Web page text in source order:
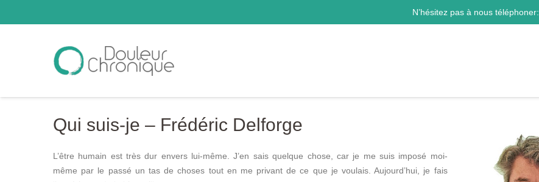
N’hésitez pas à nous téléphoner:
Qui suis-je – Frédéric Delforge
L’être humain est très dur envers lui-même. J’en sais quelque chose, car je me suis imposé moi-
même par le passé un tas de choses tout en me privant de ce que je voulais. Aujourd’hui, je fais